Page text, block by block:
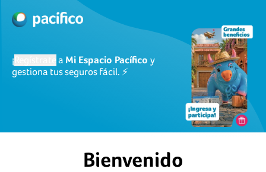
¡ a Mi Espacio Pacífico y
gestiona tus seguros fácil. ⚡
Bienvenido